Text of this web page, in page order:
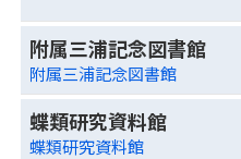
附属三浦記念図書館
附属三浦記念図書館
蝶類研究資料館
蝶類研究資料館